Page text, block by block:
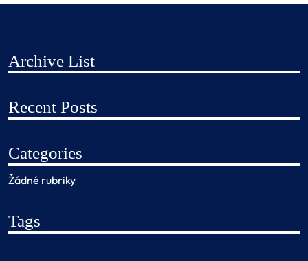
Archive List
Recent Posts
Categories
Žádné rubriky
Tags